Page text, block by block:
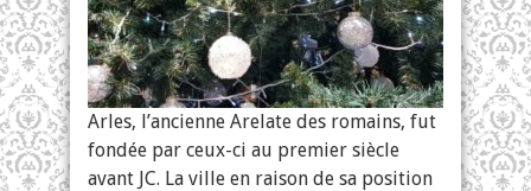
Arles, l’ancienne Arelate des romains, fut
fondée par ceux-ci au premier siècle
avant JC. La ville en raison de sa position